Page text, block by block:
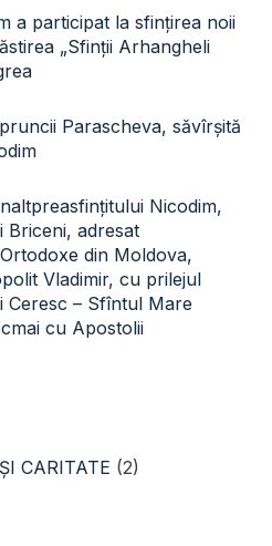
a participat la sfințirea noii
„Sfinții Arhangheli
Parascheva, săvîrșită
Nicodim,
Briceni, adresat
din Moldova,
Vladimir, cu prilejul
– Sfîntul Mare
cu Apostolii
CARITATE (2)